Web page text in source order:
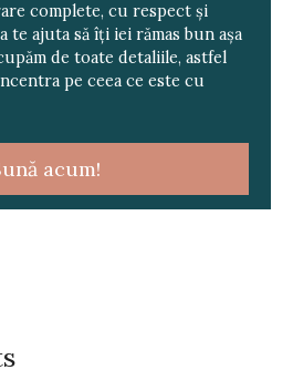
complete, cu respect și
te ajuta să îți iei rămas bun așa
de toate detaliile, astfel
pe ceea ce este cu
acum!